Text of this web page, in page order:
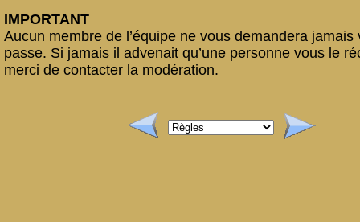
IMPORTANT
Aucun membre de l’équipe ne vous demandera jamais
passe. Si jamais il advenait qu’une personne vous le
merci de contacter la modération.